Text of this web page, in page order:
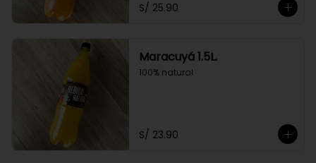
S/ 25.90
Maracuyá 1.5L.
100% natural
S/ 23.90